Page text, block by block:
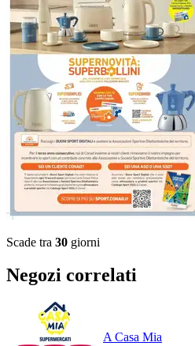
Scade tra 30 giorni
Negozi correlati
A Casa Mia